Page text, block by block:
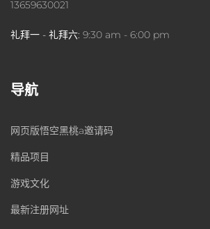
13659630021
礼拜一 - 礼拜六: 9:30 am - 6:00 pm
导航
网页版悟空黑桃a邀请码
精品项目
游戏文化
最新注册网址